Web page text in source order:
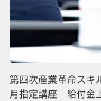
第四次産業革命スキ
月指定講座 給付金